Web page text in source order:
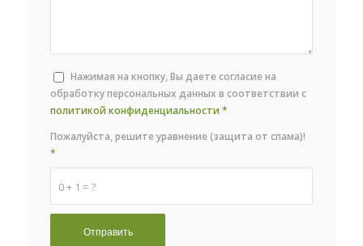
Нажимая на кнопку, Вы даете согласие на
обработку персональных данных в соответствии с
политикой конфиденциальности *
0 + 1 = ?
Пожалуйста, решите уравнение (защита от спама)!
*